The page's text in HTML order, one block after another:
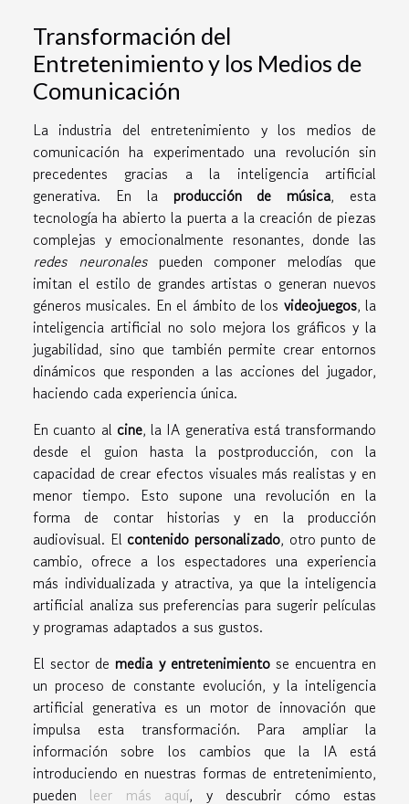
Transformación del
Entretenimiento y los Medios de
Comunicación
La industria del entretenimiento y los medios de
comunicación ha experimentado una revolución sin
precedentes gracias a la inteligencia artificial
generativa. En la producción de música, esta
tecnología ha abierto la puerta a la creación de piezas
complejas y emocionalmente resonantes, donde las
redes neuronalespueden componer melodías que
imitan el estilo de grandes artistas o generan nuevos
géneros musicales. En el ámbito de los videojuegos, la
inteligencia artificial no solo mejora los gráficos y la
jugabilidad, sino que también permite crear entornos
dinámicos que responden a las acciones del jugador,
haciendo cada experiencia única.
En cuanto al cine, la IA generativa está transformando
desde el guion hasta la postproducción, con la
capacidad de crear efectos visuales más realistas y en
menor tiempo. Esto supone una revolución en la
forma de contar historias y en la producción
audiovisual. El contenido personalizado, otro punto de
cambio, ofrece a los espectadores una experiencia
más individualizada y atractiva, ya que la inteligencia
artificial analiza sus preferencias para sugerir películas
y programas adaptados a sus gustos.
El sector de media y entretenimientose encuentra en
un proceso de constante evolución, y la inteligencia
artificial generativa es un motor de innovación que
impulsa esta transformación. Para ampliar la
información sobre los cambios que la IA está
introduciendo en nuestras formas de entretenimiento,
pueden leer más aquí, y descubrir cómo estas